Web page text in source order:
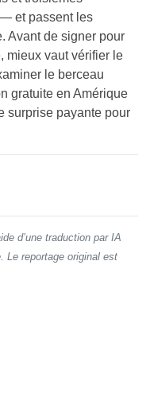
et passent les
Avant de signer pour
mieux vaut vérifier le
le berceau
gratuite en Amérique
surprise payante pour
d’une traduction par IA
Le reportage original est